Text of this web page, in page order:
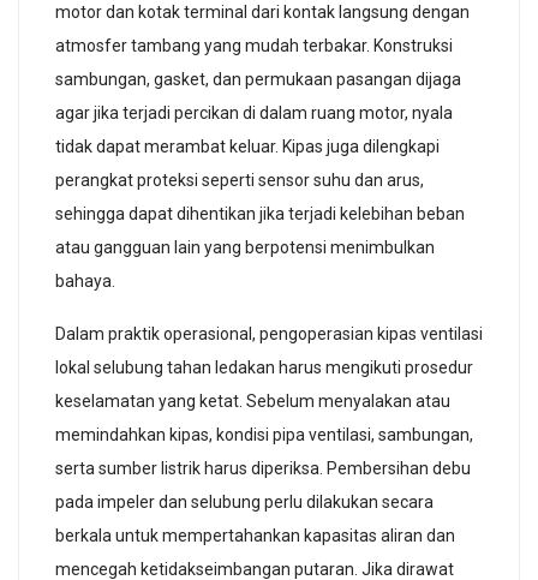
motor dan kotak terminal dari kontak langsung dengan
atmosfer tambang yang mudah terbakar. Konstruksi
sambungan, gasket, dan permukaan pasangan dijaga
agar jika terjadi percikan di dalam ruang motor, nyala
tidak dapat merambat keluar. Kipas juga dilengkapi
perangkat proteksi seperti sensor suhu dan arus,
sehingga dapat dihentikan jika terjadi kelebihan beban
atau gangguan lain yang berpotensi menimbulkan
bahaya.
Dalam praktik operasional, pengoperasian kipas ventilasi
lokal selubung tahan ledakan harus mengikuti prosedur
keselamatan yang ketat. Sebelum menyalakan atau
memindahkan kipas, kondisi pipa ventilasi, sambungan,
serta sumber listrik harus diperiksa. Pembersihan debu
pada impeler dan selubung perlu dilakukan secara
berkala untuk mempertahankan kapasitas aliran dan
mencegah ketidakseimbangan putaran. Jika dirawat